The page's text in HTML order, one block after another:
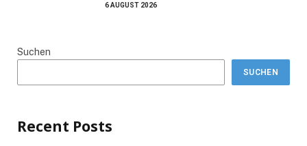
6 AUGUST 2026
Suchen
SUCHEN
Recent Posts